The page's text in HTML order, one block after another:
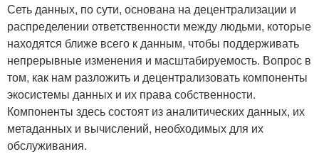
Сеть данных, по сути, основана на децентрализации и
распределении ответственности между людьми, которые
находятся ближе всего к данным, чтобы поддерживать
непрерывные изменения и масштабируемость. Вопрос в
том, как нам разложить и децентрализовать компоненты
экосистемы данных и их права собственности.
Компоненты здесь состоят из аналитических данных, их
метаданных и вычислений, необходимых для их
обслуживания.